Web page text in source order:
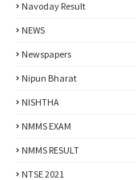
Navoday Result
NEWS
Newspapers
Nipun Bharat
NISHTHA
NMMS EXAM
NMMS RESULT
NTSE 2021